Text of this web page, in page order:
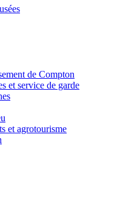
de Compton
et service de garde
et agrotourisme